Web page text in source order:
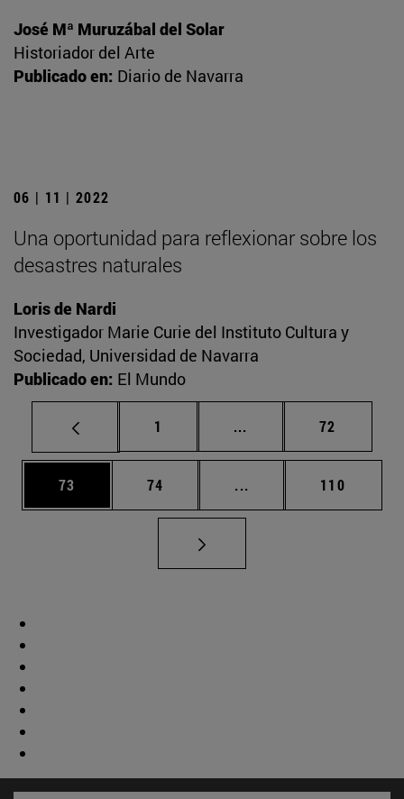
José Mª Muruzábal del Solar
Historiador del Arte
Publicado en: Diario de Navarra
06 | 11 | 2022
Una oportunidad para reflexionar sobre los
desastres naturales
Loris de Nardi
Investigador Marie Curie del Instituto Cultura y
Sociedad, Universidad de Navarra
Publicado en: El Mundo
Página
1 ... Páginas intermedias
Página
72
Página
73 Página
74 ... Páginas intermedias
Página
110